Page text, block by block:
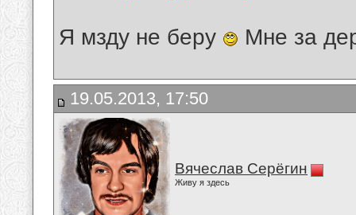
Я мзду не беру Мне за
19.05.2013, 17:50
Вячеслав Серёгин
Живу я здесь